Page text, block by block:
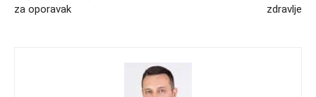
za oporavak
zdravlje